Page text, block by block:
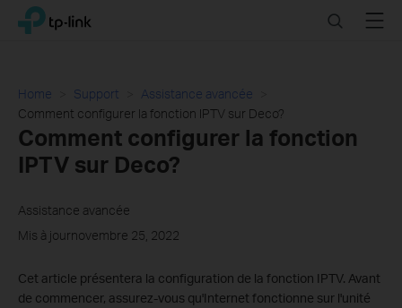
Click
navigation
TP-Link, Reliably Smart SearchMenu
Home Support
Assistance avancée
Comment configurer la fonction IPTV sur Deco?
Comment configurer la fonction
IPTV sur Deco?
Assistance avancée
Mis à journovembre 25, 2022
Cet article présentera la configuration de la fonction IPTV. Avant
de commencer, assurez-vous qu'Internet fonctionne sur l'unité